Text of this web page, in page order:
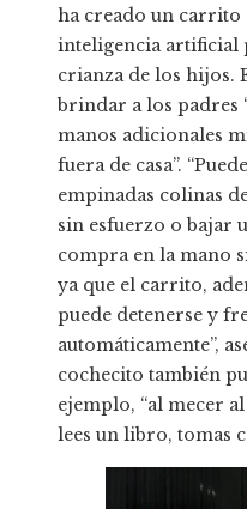
ha creado un carrito
inteligencia artificial
crianza de los hijos.
brindar a los padres
manos adicionales
fuera de casa”.
empinadas colinas
sin esfuerzo o bajar
compra en la mano
ya que el carrito,
puede detenerse y
automáticamente”,
cochecito también
ejemplo, “al mecer
lees un libro, tomas